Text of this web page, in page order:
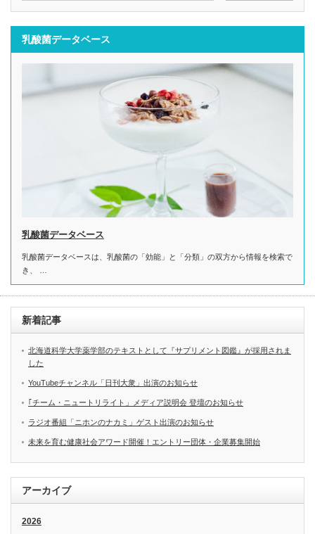
乳酸菌データベース
乳酸菌データベース
乳酸菌データベースは、乳酸菌の「効能」と「分類」の双方から情報を検索で
き、 …
新着記事
北海道科学大学薬学部のテキストとして『サプリメント図鑑』が採用されま
した
YouTubeチャンネル「日刊大衆」出演のお知らせ
｢チーム・ニュートリライト」メディア説明会 登壇のお知らせ
ラジオ番組「ニホンのナカミ」ゲスト出演のお知らせ
未来を育む健康社会アワード開催！エントリー団体・企業募集開始
アーカイブ
2026